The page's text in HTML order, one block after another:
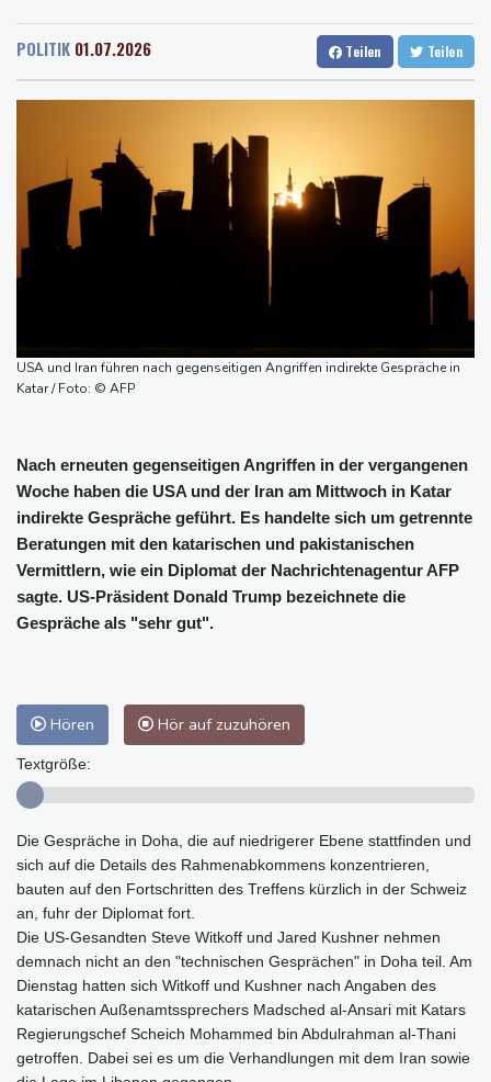
Dresden
Wien
24 °C
Baden-Baden
19 °C
Rechenzentren riesiges Gaskraftwerk
Nächste Pleite im Leagues Cup für Müller und Vancouver
Nowotny sieht Klopp als mögliche Stütze im Jugendbereich
Bayer-Boss Carro: "Wir wollen Titel gewinnen"
Bericht: EU importiert wieder mehr Flüssiggas aus Russland
Militärverwaltung: Mindestens drei Tote durch russische Angriffe
in Region Kiew
POLITIK 01.07.2026 Teilen Teilen
USA und Iran führen nach gegenseitigen Angriffen indirekte Gespräche in
Katar / Foto: © AFP
Nach erneuten gegenseitigen Angriffen in der vergangenen
Woche haben die USA und der Iran am Mittwoch in Katar
indirekte Gespräche geführt. Es handelte sich um getrennte
Beratungen mit den katarischen und pakistanischen
Vermittlern, wie ein Diplomat der Nachrichtenagentur AFP
sagte. US-Präsident Donald Trump bezeichnete die
Gespräche als "sehr gut".
Hören Hör auf zuzuhören
Textgröße:
Die Gespräche in Doha, die auf niedrigerer Ebene stattfinden und
sich auf die Details des Rahmenabkommens konzentrieren,
bauten auf den Fortschritten des Treffens kürzlich in der Schweiz
an, fuhr der Diplomat fort.
Die US-Gesandten Steve Witkoff und Jared Kushner nehmen
demnach nicht an den "technischen Gesprächen" in Doha teil. Am
Dienstag hatten sich Witkoff und Kushner nach Angaben des
katarischen Außenamtssprechers Madsched al-Ansari mit Katars
Regierungschef Scheich Mohammed bin Abdulrahman al-Thani
getroffen. Dabei sei es um die Verhandlungen mit dem Iran sowie